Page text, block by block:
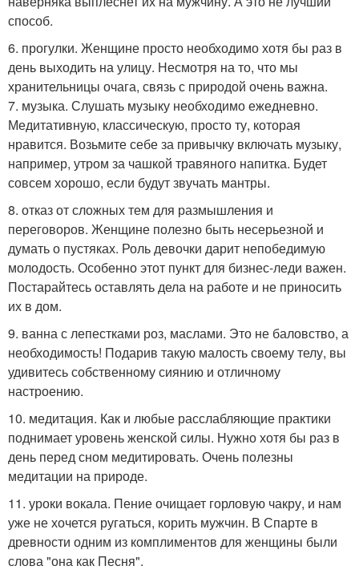
способ.
6. прогулки. Женщине просто необходимо хотя бы раз в
день выходить на улицу. Несмотря на то, что мы
хранительницы очага, связь с природой очень важна.
7. музыка. Слушать музыку необходимо ежедневно.
Медитативную, классическую, просто ту, которая
нравится. Возьмите себе за привычку включать музыку,
например, утром за чашкой травяного напитка. Будет
совсем хорошо, если будут звучать мантры.
8. отказ от сложных тем для размышления и
переговоров. Женщине полезно быть несерьезной и
думать о пустяках. Роль девочки дарит непобедимую
молодость. Особенно этот пункт для бизнес-леди важен.
Постарайтесь оставлять дела на работе и не приносить
их в дом.
9. ванна с лепестками роз, маслами. Это не баловство, а
необходимость! Подарив такую малость своему телу, вы
удивитесь собственному сиянию и отличному
настроению.
10. медитация. Как и любые расслабляющие практики
поднимает уровень женской силы. Нужно хотя бы раз в
день перед сном медитировать. Очень полезны
медитации на природе.
11. уроки вокала. Пение очищает горловую чакру, и нам
уже не хочется ругаться, корить мужчин. В Спарте в
древности одним из комплиментов для женщины были
слова "она как Песня".